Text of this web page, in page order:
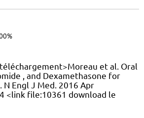
et al. Oral
, and Dexamethasone for
Engl J Med. 2016 Apr
<link file:10361 download le